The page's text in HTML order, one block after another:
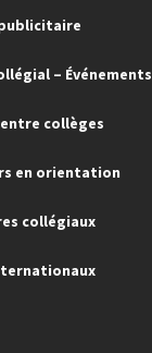
– Événements
collèges
en orientation
collégiaux